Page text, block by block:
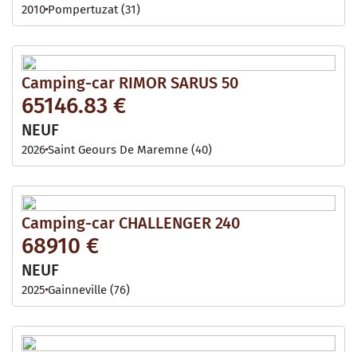
2010 Pompertuzat (31)
Camping-car RIMOR SARUS 50
65146.83 €
NEUF
2026Saint Geours De Maremne (40)
Camping-car CHALLENGER 240
68910 €
NEUF
2025 Gainneville (76)